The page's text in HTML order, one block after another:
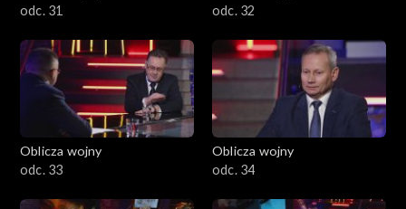
odc. 31
odc. 32
Oblicza wojny
odc. 33
Oblicza wojny
odc. 34